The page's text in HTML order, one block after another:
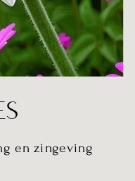
en zingeving